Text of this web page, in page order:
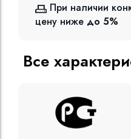
При наличии
цену ниже до 5%
Все